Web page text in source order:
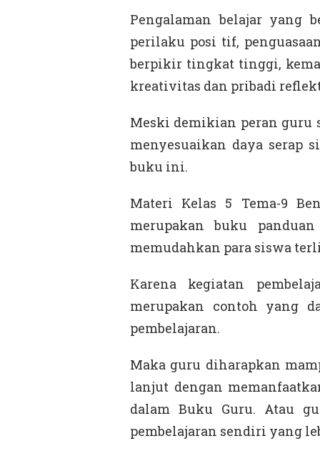
Pengalaman belajar yang
perilaku posi tif,
berpikir tingkat tinggi,
kreativitas dan pribadi
Meski demikian peran
menyesuaikan daya serap
buku ini.
Materi Kelas 5 Tema-9
merupakan buku
memudahkan para siswa
Karena kegiatan
merupakan contoh yang
pembelajaran.
Maka guru diharapkan
lanjut dengan
dalam Buku Guru. Atau
pembelajaran sendiri yang